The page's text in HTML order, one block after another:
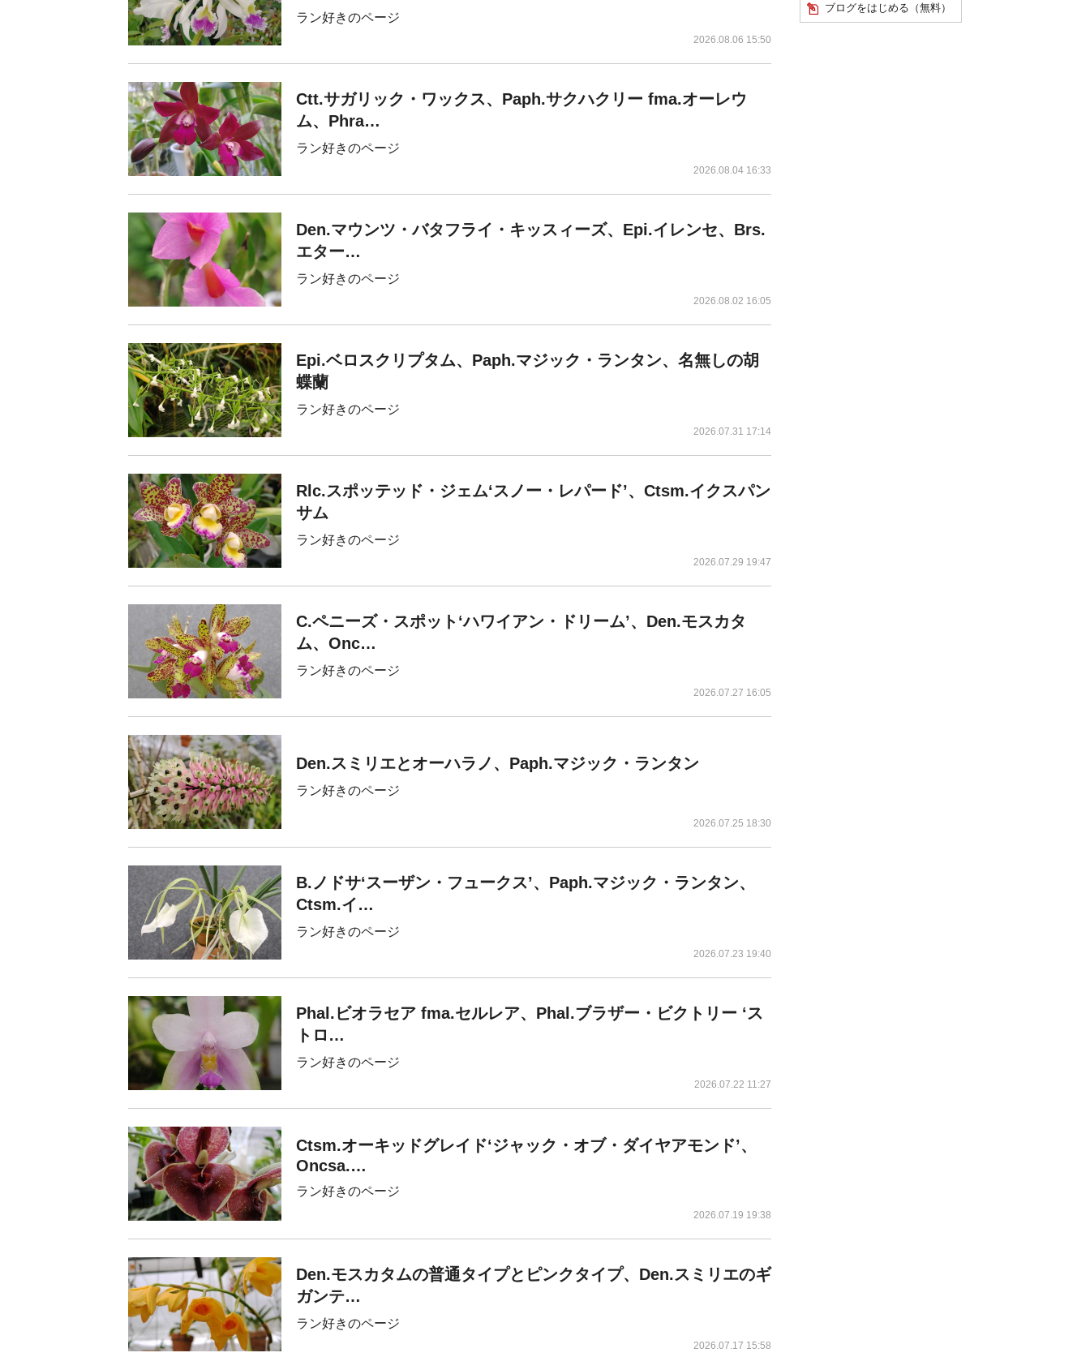
ラン好きのページ
2026.08.06 15:50
Ctt.サガリック・ワックス、Paph.サクハクリー fma.オーレウ
ム、Phra…
ラン好きのページ
2026.08.04 16:33
Den.マウンツ・バタフライ・キッスィーズ、Epi.イレンセ、Brs.
エター…
ラン好きのページ
2026.08.02 16:05
Epi.ベロスクリプタム、Paph.マジック・ランタン、名無しの胡
蝶蘭
ラン好きのページ
2026.07.31 17:14
Rlc.スポッテッド・ジェム‘スノー・レパード’、Ctsm.イクスパン
サム
ラン好きのページ
2026.07.29 19:47
C.ペニーズ・スポット‘ハワイアン・ドリーム’、Den.モスカタ
ム、​Onc…
ラン好きのページ
2026.07.27 16:05
Den.スミリエとオーハラノ、Paph.マジック・ランタン
ラン好きのページ
2026.07.25 18:30
B.ノドサ‘スーザン・フュークス’、Paph.マジック・ランタン、
Ctsm.イ…
ラン好きのページ
2026.07.23 19:40
Phal.ビオラセア fma.セルレア、Phal.ブラザー・ビクトリー ‘ス
トロ…
ラン好きのページ
2026.07.22 11:27
Ctsm.オーキッドグレイド‘ジャック・オブ・ダイヤアモンド’、
Oncsa.…
ラン好きのページ
2026.07.19 19:38
Den.モスカタムの普通タイプとピンクタイプ、Den.スミリエのギ
ガンテ…
ラン好きのページ
2026.07.17 15:58
ブログをはじめる（無料）